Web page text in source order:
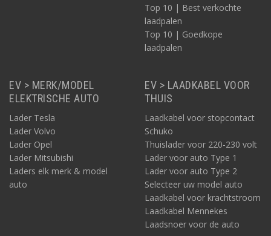
Top 10 | Best verkochte
laadpalen
Top 10 | Goedkope
laadpalen
EV > MERK/MODEL
ELEKTRISCHE AUTO
Lader Tesla
Lader Volvo
Lader Opel
Lader Mitsubishi
Laders elk merk & model
auto
EV > LAADKABEL VOOR
THUIS
Laadkabel voor stopcontact
Schuko
Thuislader voor 220-230 volt
Lader voor auto Type 1
Lader voor auto Type 2
Selecteer uw model auto
Laadkabel voor krachtstroom
Laadkabel Mennekes
Laadsnoer voor de auto